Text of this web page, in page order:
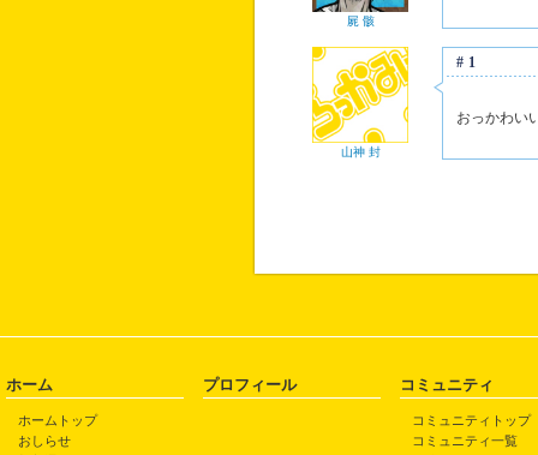
屍 骸
山神 封
#1
おっかわい
ホーム
ホームトップ
おしらせ
プロフィール コミュニティ
コミュニティトップ
コミュニティ一覧